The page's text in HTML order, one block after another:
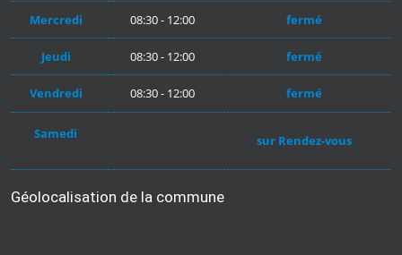
Mercredi 08:30 - 12:00 fermé
Jeudi 08:30 - 12:00 fermé
Vendredi 08:30 - 12:00 fermé
Samedi sur Rendez-vous
Géolocalisation de la commune